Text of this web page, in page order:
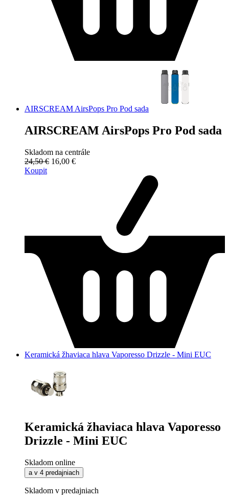
AIRSCREAM AirsPops Pro Pod sada
AIRSCREAM AirsPops Pro Pod sada
Skladom na centrále
24,50 € 16,00 €
Koupit
Keramická žhaviaca hlava Vaporesso Drizzle - Mini EUC
Keramická žhaviaca hlava Vaporesso
Drizzle - Mini EUC
Skladom online
a v 4 predajniach
Skladom v predajniach